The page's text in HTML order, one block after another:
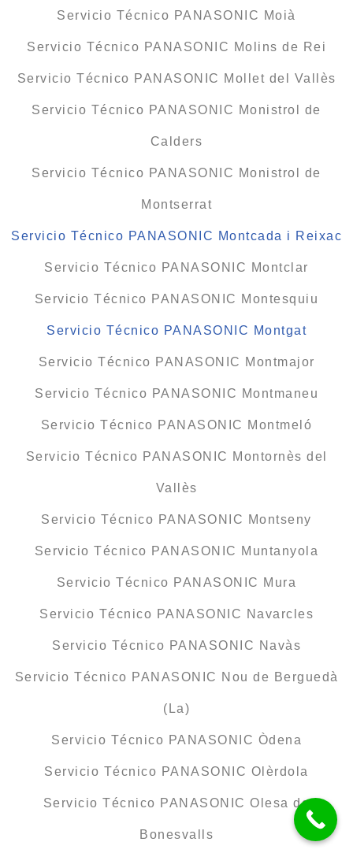
Servicio Técnico PANASONIC Moià
Servicio Técnico PANASONIC Molins de Rei
Servicio Técnico PANASONIC Mollet del Vallès
Servicio Técnico PANASONIC Monistrol de
Calders
Servicio Técnico PANASONIC Monistrol de
Montserrat
Servicio Técnico PANASONIC Montcada i Reixac
Servicio Técnico PANASONIC Montclar
Servicio Técnico PANASONIC Montesquiu
Servicio Técnico PANASONIC Montgat
Servicio Técnico PANASONIC Montmajor
Servicio Técnico PANASONIC Montmaneu
Servicio Técnico PANASONIC Montmeló
Servicio Técnico PANASONIC Montornès del
Vallès
Servicio Técnico PANASONIC Montseny
Servicio Técnico PANASONIC Muntanyola
Servicio Técnico PANASONIC Mura
Servicio Técnico PANASONIC Navarcles
Servicio Técnico PANASONIC Navàs
Servicio Técnico PANASONIC Nou de Berguedà
(La)
Servicio Técnico PANASONIC Òdena
Servicio Técnico PANASONIC Olèrdola
Servicio Técnico PANASONIC Olesa de
Bonesvalls